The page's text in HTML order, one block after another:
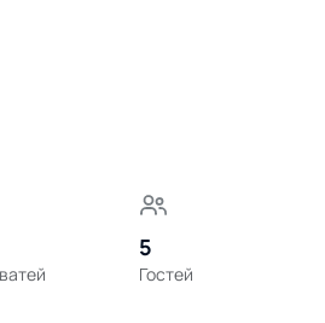
5
Гостей